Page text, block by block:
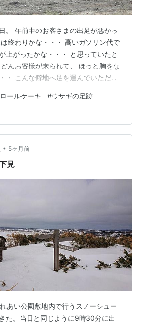
。 午前中のお客さまの出足が悪かっ
終わりかな・・・ 高いガソリン代で
上がったかな・・・ と思っていたと
んお客様が来られて、 ほっと胸をな
・ こんな僻地へ足を運んでいただ
すむボランティアのおじさんです。
とのことで、 草刈りをしてください
お元気で、ご活躍を願いま
し前のことですが、 今年の雪遊びが
ことで、 まだ雪が残る奥信濃へ足を
して…
ールケーキ #ウサギの足跡
• 5ヶ月前
見
あい公園敷地内で行うスノーシュー
た。当日と同じように9時30分に出